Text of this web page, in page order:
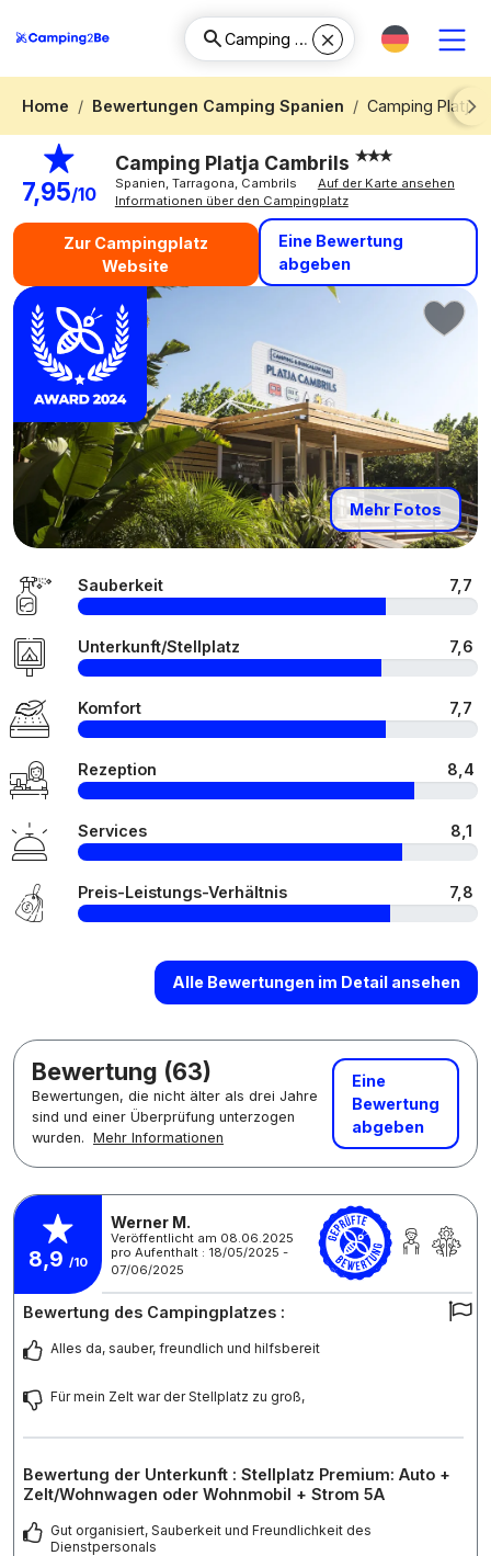
Home Bewertungen Camping Spanien
Camping Platja
Next
7,95/10
Camping Platja Cambrils
Spanien, Tarragona, Cambrils
Auf der Karte ansehen
Informationen über den Campingplatz
Zur Campingplatz
Website
Eine Bewertung
abgeben
Mehr Fotos
Sauberkeit 7,7
Unterkunft/Stellplatz 7,6
Komfort 7,7
Rezeption 8,4
Services 8,1
Preis-Leistungs-Verhältnis 7,8
Alle Bewertungen im Detail ansehen
Bewertung (63)
Bewertungen, die nicht älter als drei Jahre
sind und einer Überprüfung unterzogen
wurden. Mehr Informationen
Eine
Bewertung
abgeben
8,9 /10
Werner M.
Veröffentlicht am 08.06.2025
pro Aufenthalt : 18/05/2025 -
07/06/2025
Bewertung des Campingplatzes :
Alles da, sauber, freundlich und hilfsbereit
Für mein Zelt war der Stellplatz zu groß,
Bewertung der Unterkunft : Stellplatz Premium: Auto +
Zelt/Wohnwagen oder Wohnmobil + Strom 5A
Gut organisiert, Sauberkeit und Freundlichkeit des
Dienstpersonals